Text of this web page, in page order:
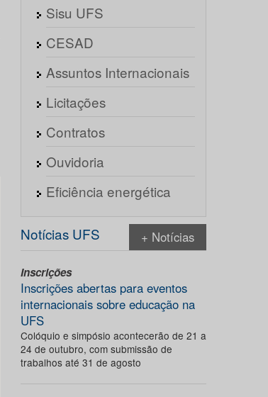
Sisu UFS
CESAD
Assuntos Internacionais
Licitações
Contratos
Ouvidoria
Eficiência energética
Notícias UFS + Notícias
Inscrições
Inscrições abertas para eventos
internacionais sobre educação na
UFS
Colóquio e simpósio acontecerão de 21 a
24 de outubro, com submissão de
trabalhos até 31 de agosto